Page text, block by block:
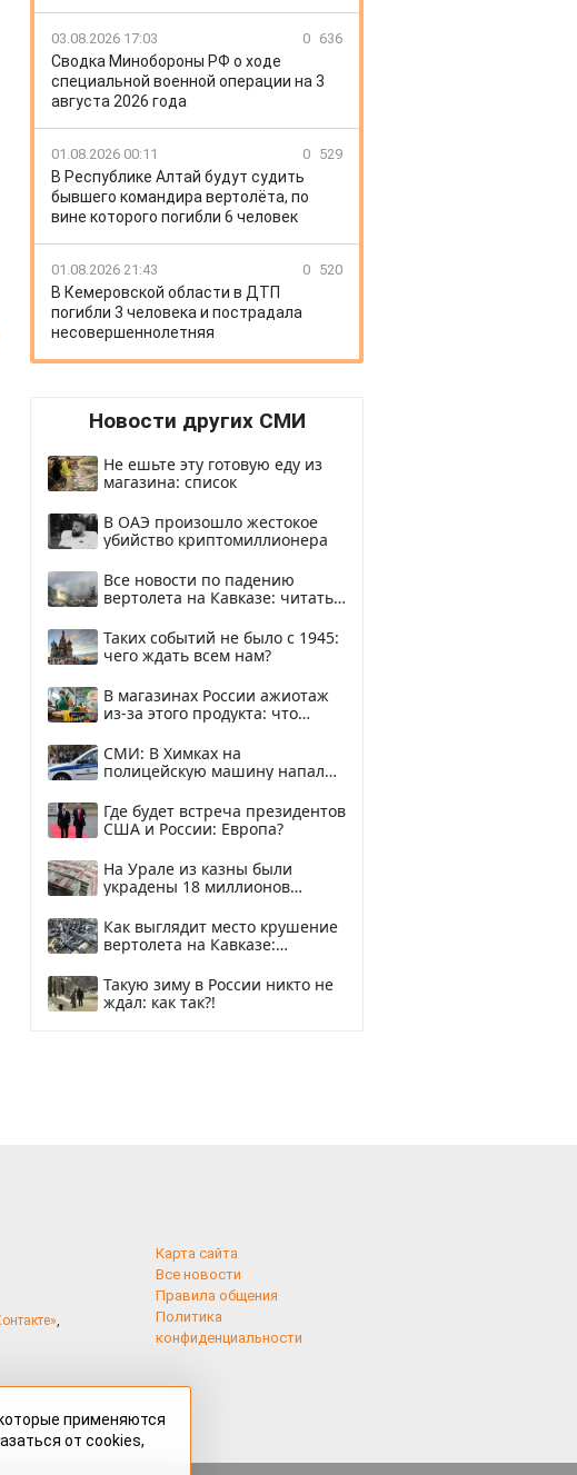
03.08.2026 17:03 0 636
Сводка Минобороны РФ о ходе
специальной военной операции на 3
августа 2026 года
01.08.2026 00:11 0 529
В Республике Алтай будут судить
бывшего командира вертолёта, по
вине которого погибли 6 человек
01.08.2026 21:43 0 520
В Кемеровской области в ДТП
погибли 3 человека и пострадала
несовершеннолетняя
Новости других СМИ
Не ешьте эту готовую еду из
магазина: список
В ОАЭ произошло жестокое
убийство криптомиллионера
Все новости по падению
вертолета на Кавказе: читать
Таких событий не было с 1945:
чего ждать всем нам?
В магазинах России ажиотаж
из-за этого продукта: что
СМИ: В Химках на
полицейскую машину напали
Где будет встреча президентов
США и России: Европа?
На Урале из казны были
украдены 18 миллионов
Как выглядит место крушение
вертолета на Кавказе:
Такую зиму в России никто не
ждал: как так?!
,
Карта сайта
Все новости
Правила общения
Политика
конфиденциальности
применяются
от cookies,